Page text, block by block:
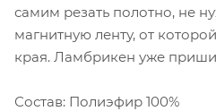
самим резать полотно, не
магнитную ленту, от
края. Ламбрикен уже
Состав: Полиэфир 100%